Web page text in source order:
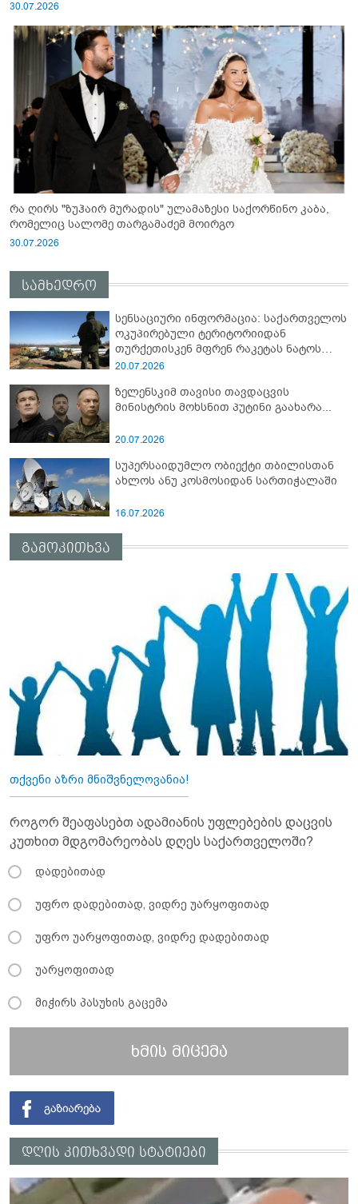
30.07.2026
რა ღირს "ზუჰაირ მურადის" ულამაზესი საქორწინო კაბა,
რომელიც სალომე თარგამაძემ მოირგო
30.07.2026
სამხედრო
სენსაციური ინფორმაცია: საქართველოს
ოკუპირებული ტერიტორიიდან
თურქეთისკენ მფრენ რაკეტას ნატოს
სამიტი კინაღამ ჩაუშლია
20.07.2026
ზელენსკიმ თავისი თავდაცვის
მინისტრის მოხსნით პუტინი გაახარა...
20.07.2026
სუპერსაიდუმლო ობიექტი თბილისთან
ახლოს ანუ კოსმოსიდან სართიჭალაში
16.07.2026
გამოკითხვა
თქვენი აზრი მნიშვნელოვანია!
როგორ შეაფასებთ ადამიანის უფლებების დაცვის
კუთხით მდგომარეობას დღეს საქართველოში?
დადებითად
უფრო დადებითად, ვიდრე უარყოფითად
უფრო უარყოფითად, ვიდრე დადებითად
უარყოფითად
მიჭირს პასუხის გაცემა
ხმის მიცემა
დღის კითხვადი სტატიები